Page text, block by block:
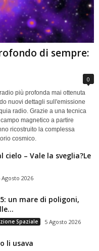
di sempre:
0
più profonda mai ottenuta
nuovi dettagli sull'emissione
radio. Grazie a una tecnica
magnetico a partire
ricostruito la complessa
cosmico.
cielo – Vale la sveglia?Le
Agosto 2026
un mare di poligoni,
Spaziale 5 Agosto 2026
li usava